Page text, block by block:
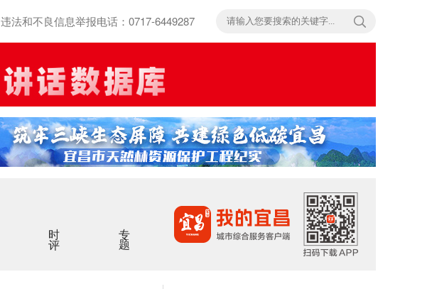
违法和不良信息举报电话：0717-6449287
时评 专题